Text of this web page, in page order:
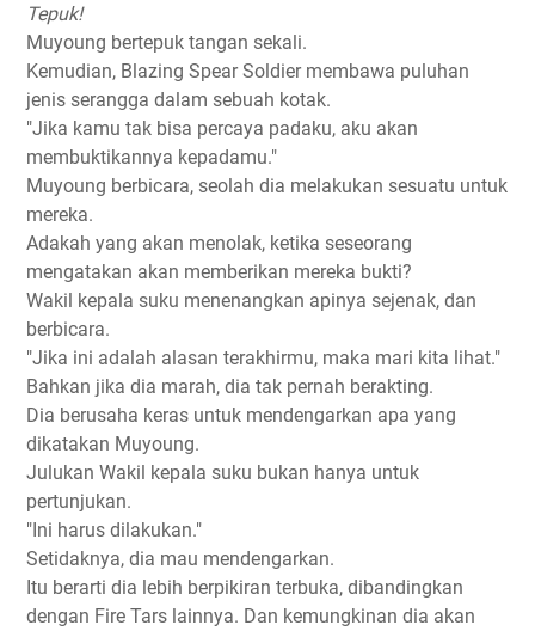
Tepuk!
Muyoung bertepuk tangan sekali.
Kemudian, Blazing Spear Soldier membawa puluhan
jenis serangga dalam sebuah kotak.
"Jika kamu tak bisa percaya padaku, aku akan
membuktikannya kepadamu."
Muyoung berbicara, seolah dia melakukan sesuatu untuk
mereka.
Adakah yang akan menolak, ketika seseorang
mengatakan akan memberikan mereka bukti?
Wakil kepala suku menenangkan apinya sejenak, dan
berbicara.
"Jika ini adalah alasan terakhirmu, maka mari kita lihat."
Bahkan jika dia marah, dia tak pernah berakting.
Dia berusaha keras untuk mendengarkan apa yang
dikatakan Muyoung.
Julukan Wakil kepala suku bukan hanya untuk
pertunjukan.
"Ini harus dilakukan."
Setidaknya, dia mau mendengarkan.
Itu berarti dia lebih berpikiran terbuka, dibandingkan
dengan Fire Tars lainnya. Dan kemungkinan dia akan